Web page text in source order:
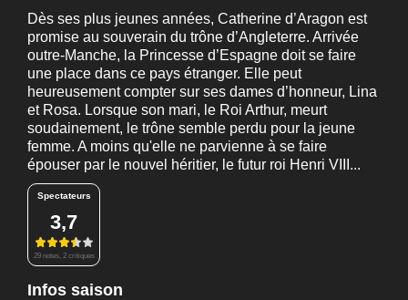
Dès ses plus jeunes années, Catherine d’Aragon est
promise au souverain du trône d’Angleterre. Arrivée
outre-Manche, la Princesse d’Espagne doit se faire
une place dans ce pays étranger. Elle peut
heureusement compter sur ses dames d’honneur, Lina
et Rosa. Lorsque son mari, le Roi Arthur, meurt
soudainement, le trône semble perdu pour la jeune
femme. A moins qu'elle ne parvienne à se faire
épouser par le nouvel héritier, le futur roi Henri VIII...
Spectateurs
3,7
29 notes, 2 critiques
Infos saison